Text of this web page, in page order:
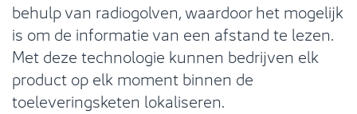
behulp van radiogolven, waardoor het mogelijk
is om de informatie van een afstand te lezen.
Met deze technologie kunnen bedrijven elk
product op elk moment binnen de
toeleveringsketen lokaliseren.